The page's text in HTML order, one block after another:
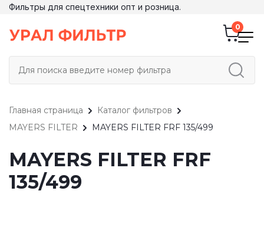
Фильтры для спецтехники опт и розница.
Главная страница
Каталог фильтров
MAYERS FILTER
MAYERS FILTER FRF 135/499
MAYERS FILTER FRF
135/499